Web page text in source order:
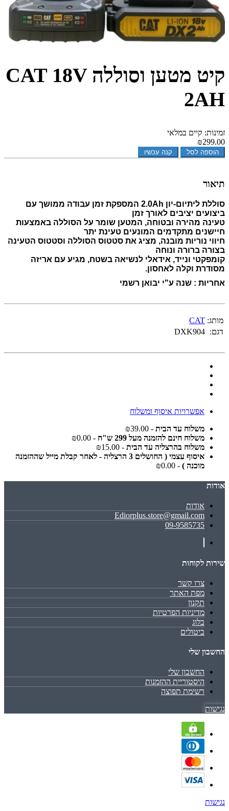
קיט מטען וסוללה CAT 18V
2AH
זמינות: קיים במלאי
₪299.00
הוספה לסל קנה עכשיו
תיאור
סוללת ליתיום-יון 2.0Ah המספקת זמן עבודה ממושך עם
ביצועים יציבים לאורך זמן
טעינה מהירה ובטוחה, המטען שומר על הסוללה באמצעות
חיישנים מתקדמים המונעים טעינת יתר
חיווי נוריות מובנה, מציג את סטטוס הסוללה וסטטוס הטעינה
בצורה ברורה ונוחה
קומפקטי ונייד, אידאלי לנשיאה בשטח, מגיע עם אריזה
מסודרת וקלה לאחסון.
אחריות : שנה ע"י יבואן רשמי
מותג: CAT
דגם: DXK904
אפשרויות איסוף ומשלוח
משלוח עד הבית - ₪39.00
משלוח חינם להזמנה מעל 299 ש"ח
- ₪0.00
משלוח בהרצליה עד הבית - ₪15.00
איסוף עצמי ( החושלים 3 הרצליה - לאחר קבלת מייל שההזמנה
מוכנה ) - ₪0.00
אודות
אודות
Ediorplus.store@gmail.com
09-9585735
שירות לקוחות
צרו קשר
מפת האתר
תקנון
מדיניות הפרטיות
בלוג
ביטולים
החשבון שלי
החשבון שלי
היסטוריית ההזמנות
רשימת תפוצה
נגישות
נגישות